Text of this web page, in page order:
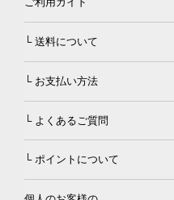
└ 送料について
└ お支払い方法
└ よくあるご質問
└ ポイントについて